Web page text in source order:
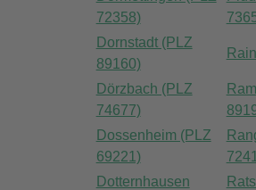
72358)
Dornstadt (PLZ
89160)
Dörzbach (PLZ
74677)
Dossenheim (PLZ
69221)
Dotternhausen